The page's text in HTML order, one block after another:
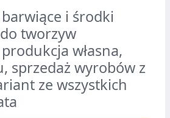
i środki
tworzyw
własna,
sprzedaż wyrobów z
ze wszystkich